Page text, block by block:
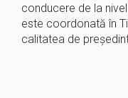
conducere de la
este coordonată în
calitatea de